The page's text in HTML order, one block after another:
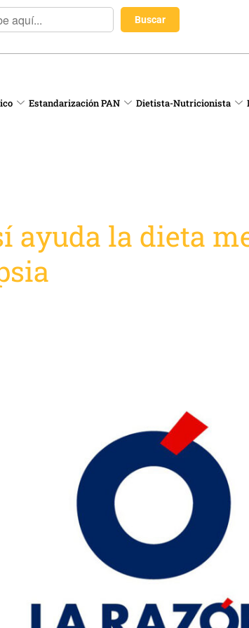
Estandarización PAN Dietista-Nutricionista
ayuda la dieta